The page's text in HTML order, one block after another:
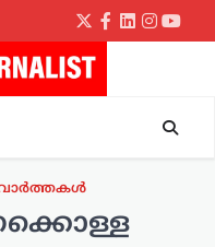
Twitter
Facebook
LinkedIn